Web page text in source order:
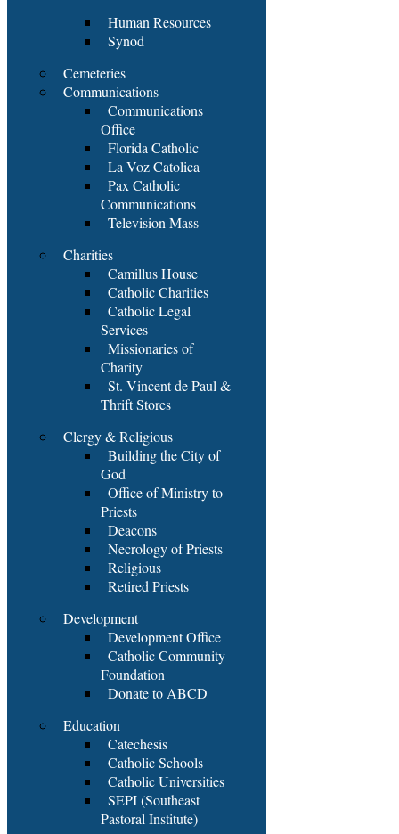
Human Resources
Synod
Cemeteries
Communications
Communications
Office
Florida Catholic
La Voz Catolica
Pax Catholic
Communications
Television Mass
Charities
Camillus House
Catholic Charities
Catholic Legal
Services
Missionaries of
Charity
St. Vincent de Paul &
Thrift Stores
Clergy & Religious
Building the City of
God
Office of Ministry to
Priests
Deacons
Necrology of Priests
Religious
Retired Priests
Development
Development Office
Catholic Community
Foundation
Donate to ABCD
Education
Catechesis
Catholic Schools
Catholic Universities
SEPI (Southeast
Pastoral Institute)